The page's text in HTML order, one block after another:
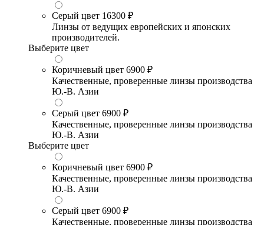
Серый цвет 16300 ₽
Линзы от ведущих европейских и японских
производителей.
Выберите цвет
Коричневый цвет 6900 ₽
Качественные, проверенные линзы производства
Ю.-В. Азии
Серый цвет 6900 ₽
Качественные, проверенные линзы производства
Ю.-В. Азии
Выберите цвет
Коричневый цвет 6900 ₽
Качественные, проверенные линзы производства
Ю.-В. Азии
Серый цвет 6900 ₽
Качественные, проверенные линзы производства